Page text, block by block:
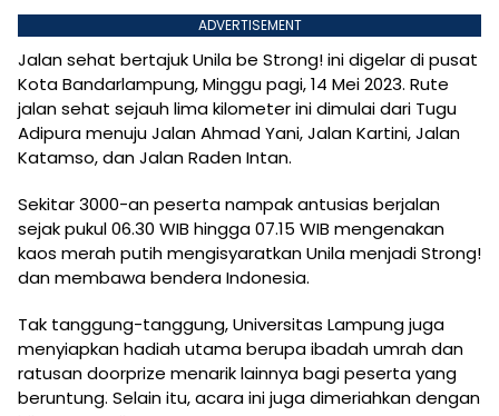
ADVERTISEMENT
Jalan sehat bertajuk Unila be Strong! ini digelar di pusat
Kota Bandarlampung, Minggu pagi, 14 Mei 2023. Rute
jalan sehat sejauh lima kilometer ini dimulai dari Tugu
Adipura menuju Jalan Ahmad Yani, Jalan Kartini, Jalan
Katamso, dan Jalan Raden Intan.
Sekitar 3000-an peserta nampak antusias berjalan
sejak pukul 06.30 WIB hingga 07.15 WIB mengenakan
kaos merah putih mengisyaratkan Unila menjadi Strong!
dan membawa bendera Indonesia.
Tak tanggung-tanggung, Universitas Lampung juga
menyiapkan hadiah utama berupa ibadah umrah dan
ratusan doorprize menarik lainnya bagi peserta yang
beruntung. Selain itu, acara ini juga dimeriahkan dengan